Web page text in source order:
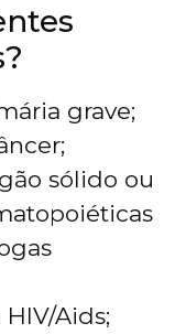
grave;
sólido ou
Aids;